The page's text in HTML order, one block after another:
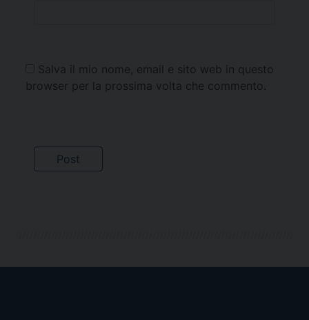
Salva il mio nome, email e sito web in questo
browser per la prossima volta che commento.